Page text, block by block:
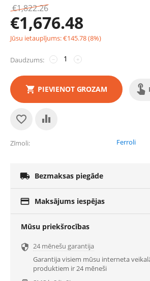
€1,822.26
€1,676.48
Jūsu ietaupījums:€145.78(8%)
Daudzums: +
−
PIEVIENOT GROZAM
Zīmoli Ferroli
 Bezmaksas piegāde
 Maksājums iespējas
Mūsu priekšrocības
 24 mēnešu garantija
Garantija visiem mūsu interneta
produktiem ir 24 mēneši